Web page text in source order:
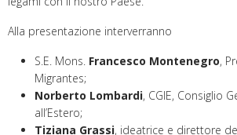
Alla presentazione interverranno
S.E. Mons. Francesco Montenegro,
Migrantes;
Norberto Lombardi, CGIE, Consiglio
all’Estero;
Tiziana Grassi, ideatrice e direttore